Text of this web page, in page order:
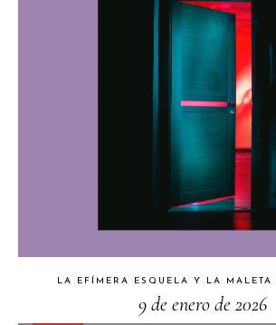
LA EFÍMERA ESQUELA Y LA MALETA
9 de enero de 2026